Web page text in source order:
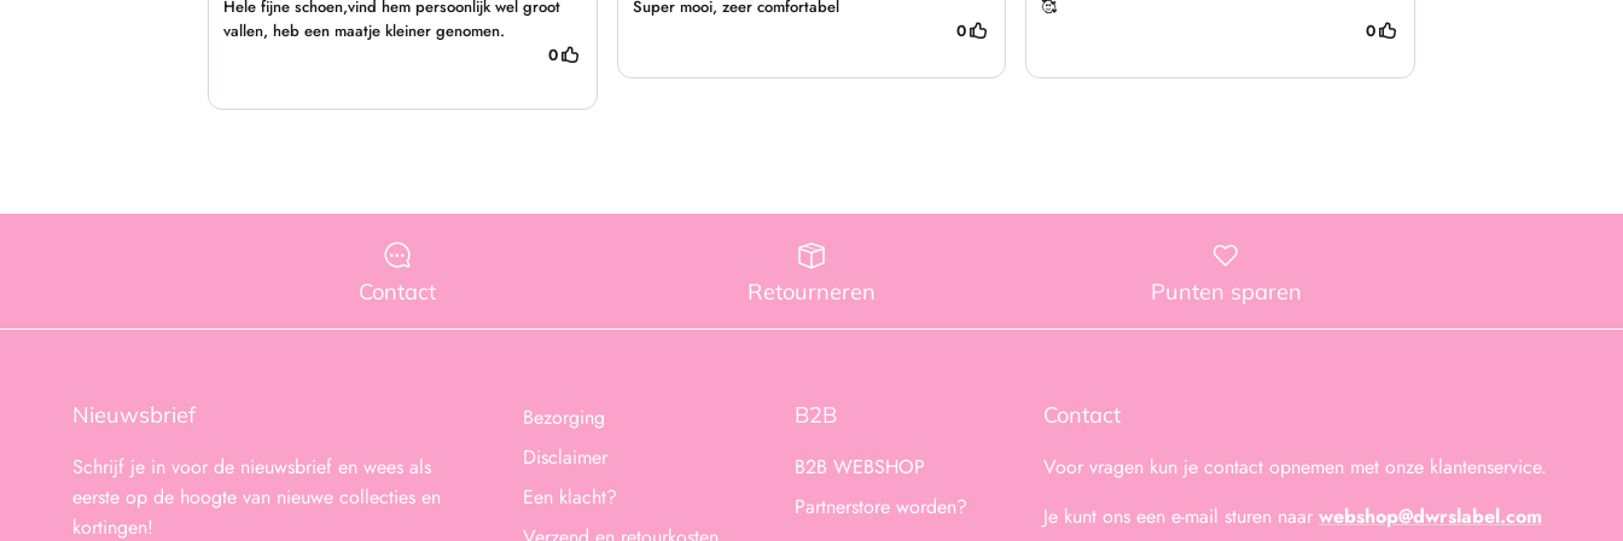
Contact Retourneren Punten sparen
Nieuwsbrief
Schrijf je in voor de nieuwsbrief en wees als
eerste op de hoogte van nieuwe collecties en
kortingen!
Bezorging
Disclaimer
Een klacht?
B2B
B2B WEBSHOP
Partnerstore worden?
Contact
Voor vragen kun je contact opnemen met onze klantenservice.
Je kunt ons een e-mail sturen naar webshop@dwrslabel.com